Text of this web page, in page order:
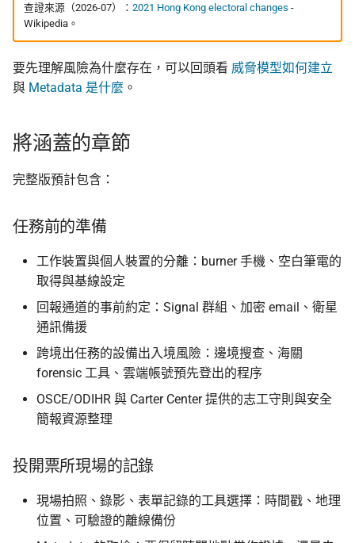
查證來源（2026-07）： 2021 Hong Kong electoral changes -
Wikipedia。
要先理解風險為什麼存在，可以回頭看 威脅模型如何建立
與 Metadata 是什麼 。
將涵蓋的章節
完整版預計包含：
任務前的準備
工作裝置與個人裝置的分離：burner 手機、空白筆電的
取得與基線設定
回報通道的事前約定：Signal 群組、加密 email、衛星
通訊備援
跨境出任務的設備出入境風險：邊境搜查、海關
forensic 工具、雲端帳號預先登出的程序
OSCE/ODIHR 與 Carter Center 提供的志工守則與安全
簡報資源整理
投開票所現場的記錄
現場拍照、錄影、表單記錄的工具選擇：時間戳、地理
位置、可驗證的離線備份